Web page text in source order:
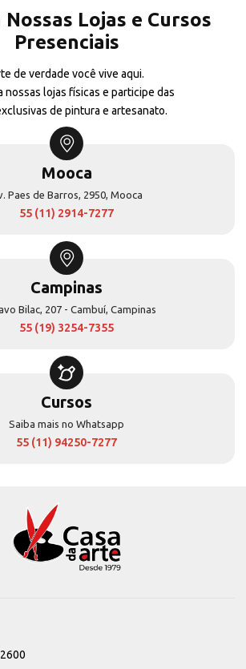
Nossas Lojas e Cursos
Presenciais
de verdade você vive aqui.
nossas lojas físicas e participe das
de pintura e artesanato.
Mooca
Paes de Barros, 2950, Mooca
55 (11) 2914-7277
Campinas
Bilac, 207 - Cambuí, Campinas
55 (19) 3254-7355
Cursos
Saiba mais no Whatsapp
55 (11) 94250-7277